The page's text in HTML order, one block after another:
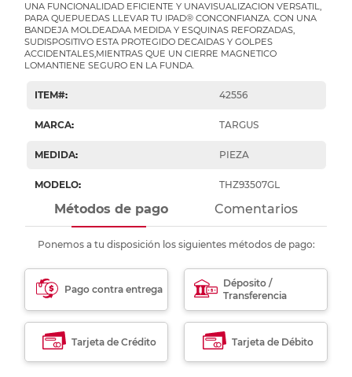
UNA FUNCIONALIDAD EFICIENTE Y UNAVISUALIZACION VERSATIL,
PARA QUEPUEDAS LLEVAR TU IPAD® CONCONFIANZA. CON UNA
BANDEJA MOLDEADAA MEDIDA Y ESQUINAS REFORZADAS,
SUDISPOSITIVO ESTA PROTEGIDO DECAIDAS Y GOLPES
ACCIDENTALES,MIENTRAS QUE UN CIERRE MAGNETICO
LOMANTIENE SEGURO EN LA FUNDA.
ITEM#: 42556
MARCA: TARGUS
MEDIDA: PIEZA
MODELO: THZ93507GL
Métodos de pago Comentarios
Ponemos a tu disposición los siguientes métodos de pago:
Pago contra entrega
Déposito /
Transferencia
Tarjeta de Crédito Tarjeta de Débito